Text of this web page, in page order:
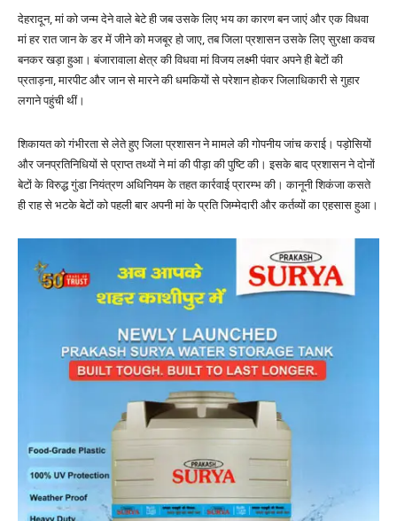
देहरादून, मां को जन्म देने वाले बेटे ही जब उसके लिए भय का कारण बन जाएं और एक विधवा
मां हर रात जान के डर में जीने को मजबूर हो जाए, तब जिला प्रशासन उसके लिए सुरक्षा कवच
बनकर खड़ा हुआ। बंजारावाला क्षेत्र की विधवा मां विजय लक्ष्मी पंवार अपने ही बेटों की
प्रताड़ना, मारपीट और जान से मारने की धमकियों से परेशान होकर जिलाधिकारी से गुहार
लगाने पहुंची थीं।
शिकायत को गंभीरता से लेते हुए जिला प्रशासन ने मामले की गोपनीय जांच कराई। पड़ोसियों
और जनप्रतिनिधियों से प्राप्त तथ्यों ने मां की पीड़ा की पुष्टि की। इसके बाद प्रशासन ने दोनों
बेटों के विरुद्ध गुंडा नियंत्रण अधिनियम के तहत कार्रवाई प्रारम्भ की। कानूनी शिकंजा कसते
ही राह से भटके बेटों को पहली बार अपनी मां के प्रति जिम्मेदारी और कर्तव्यों का एहसास हुआ।